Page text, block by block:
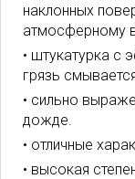
наклонных
атмосферному
• штукатурка с
грязь
• сильно
дожде.
• отличные
• высокая